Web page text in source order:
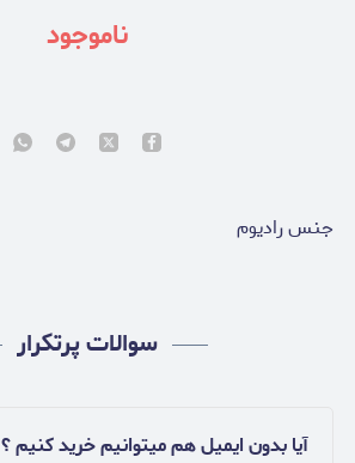
ناموجود
جنس رادیوم
سوالات پرتکرار
آیا بدون ایمیل هم میتوانیم خرید کنیم ؟